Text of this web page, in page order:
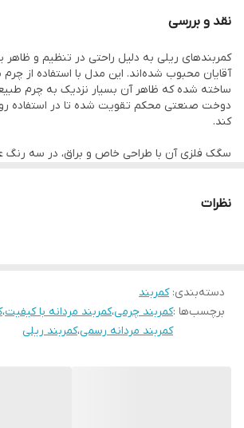
نقد و بررسی
کمربندهای ریلی به دلیل راحتی در تنظیم و
آقایان محبوب شده‌اند. این مدل با استفاده از
ساخته شده که ظاهر آن بسیار نزدیک به چرم
دوخت صنعتی محکم تقویت شده تا در استفاده
کند.
سگک فلزی آن با طراحی خاص و براق، در سه رنگ
ویژگی‌ها:
سگک فلزی براق (طلایی، نقره‌ای، دودی)
دوخت کناری منظم و بادوام
نظرات
دسته‌بندی:کمربند
برچسب‌ها :کمربند چرمی،کمربند مردانه با کیفیت،
کمربند مردانه رسمی،کمربند ریلی